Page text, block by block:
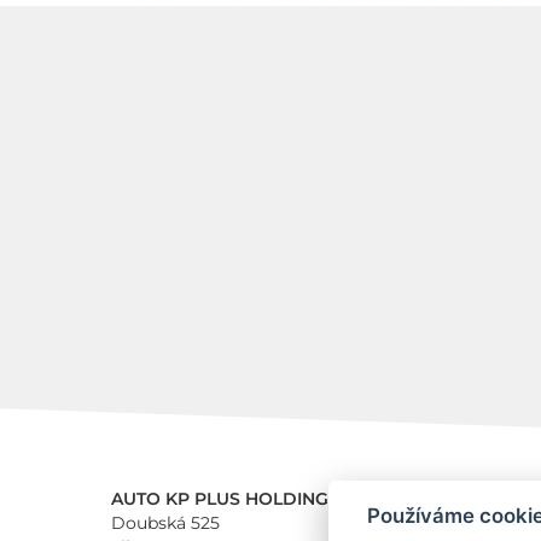
AUTO KP PLUS HOLDING a.s.
Doubská 525
Používáme